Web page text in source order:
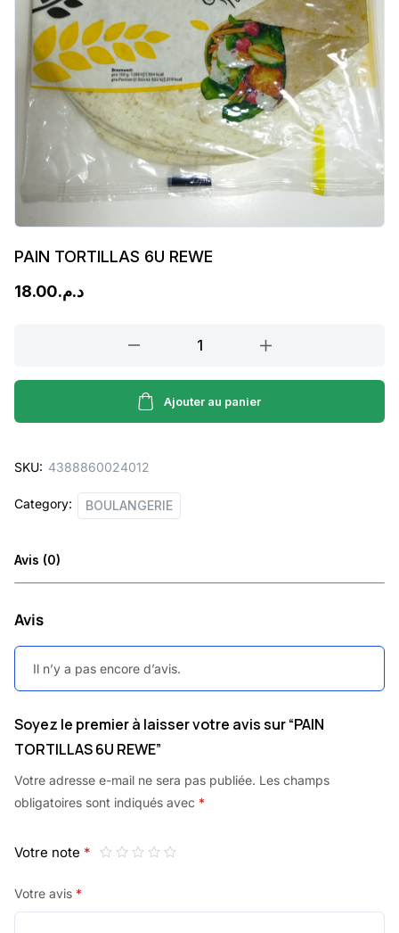
PAIN TORTILLAS 6U REWE
د.م.18.00
6U
quantity
Ajouter au panier
SKU: 4388860024012
Category: BOULANGERIE
Avis (0)
Avis
Il n’y a pas encore d’avis.
Soyez le premier à laisser votre avis sur “PAIN
TORTILLAS 6U REWE”
Votre adresse e-mail ne sera pas publiée. Les champs
obligatoires sont indiqués avec *
Votre note *
Votre avis *